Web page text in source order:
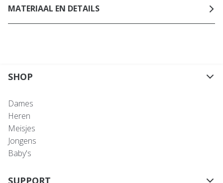
MATERIAAL EN DETAILS
SHOP
Dames
Heren
Meisjes
Jongens
Baby's